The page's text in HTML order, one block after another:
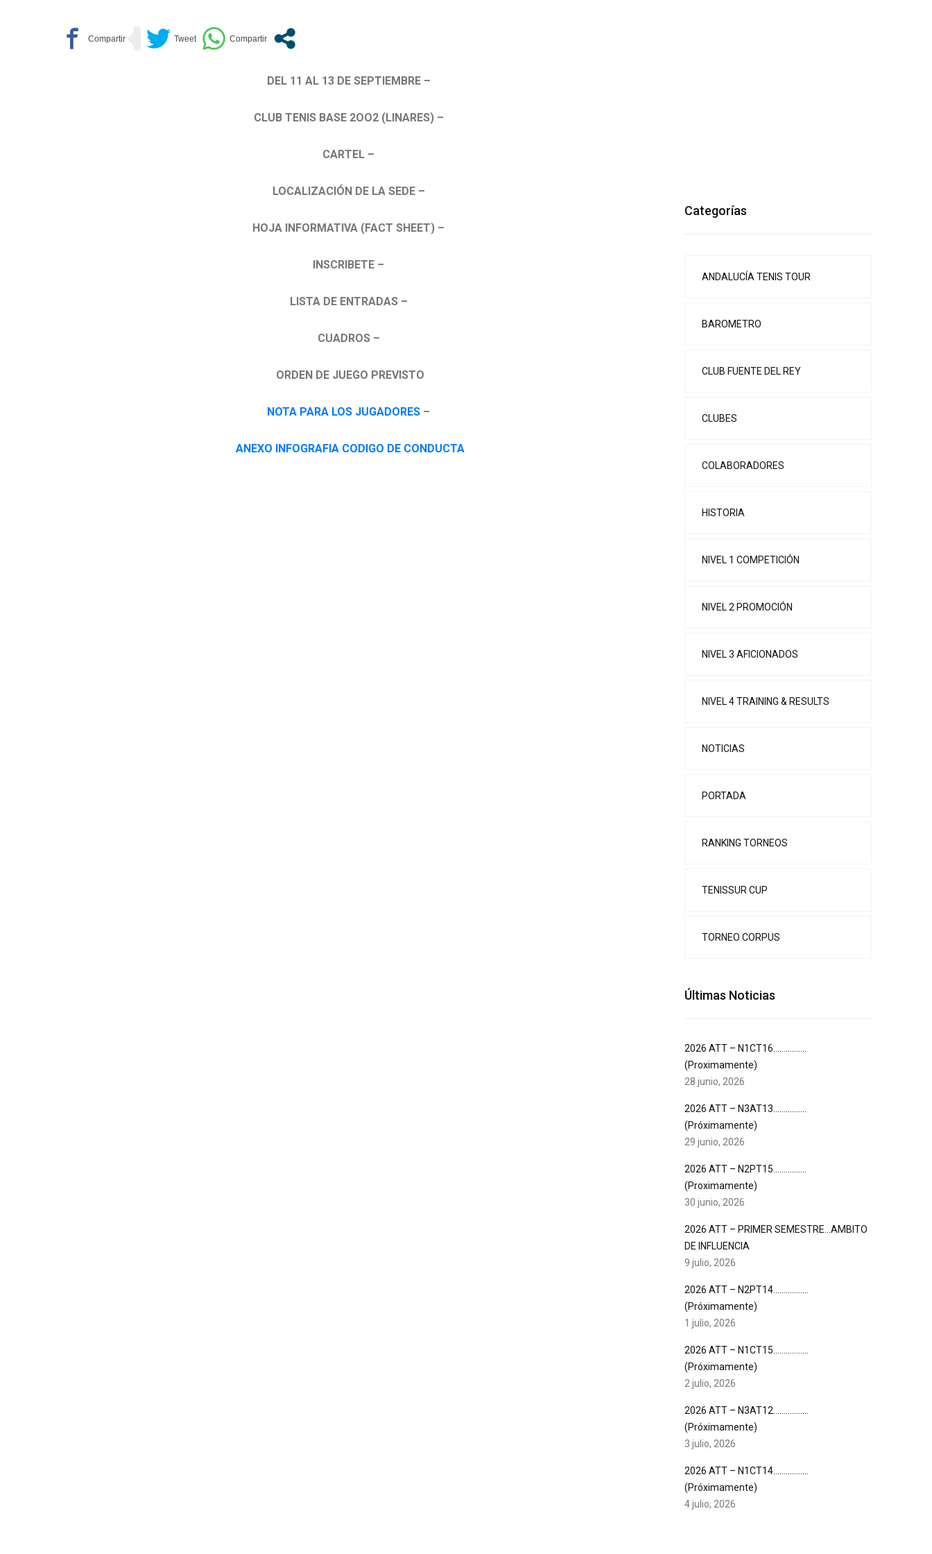
DEL 11 AL 13 DE SEPTIEMBRE –
CLUB TENIS BASE 2OO2 (LINARES) –
CARTEL –
LOCALIZACIÓN DE LA SEDE –
HOJA INFORMATIVA (FACT SHEET) –
INSCRIBETE –
LISTA DE ENTRADAS –
CUADROS –
ORDEN DE JUEGO PREVISTO
NOTA PARA LOS JUGADORES –
ANEXO INFOGRAFIA CODIGO DE CONDUCTA
Categorías
ANDALUCÍA TENIS TOUR
BAROMETRO
CLUB FUENTE DEL REY
CLUBES
COLABORADORES
HISTORIA
NIVEL 1 COMPETICIÓN
NIVEL 2 PROMOCIÓN
NIVEL 3 AFICIONADOS
NIVEL 4 TRAINING & RESULTS
NOTICIAS
PORTADA
RANKING TORNEOS
TENISSUR CUP
TORNEO CORPUS
Últimas Noticias
2026 ATT – N1CT16…………….
(Proximamente)
28 junio, 2026
2026 ATT – N3AT13…………….
(Próximamente)
29 junio, 2026
2026 ATT – N2PT15…………….
(Proximamente)
30 junio, 2026
2026 ATT – PRIMER SEMESTRE…AMBITO
DE INFLUENCIA
9 julio, 2026
2026 ATT – N2PT14……………..
(Próximamente)
1 julio, 2026
2026 ATT – N1CT15……………..
(Próximamente)
2 julio, 2026
2026 ATT – N3AT12……………..
(Próximamente)
3 julio, 2026
2026 ATT – N1CT14……………..
(Próximamente)
4 julio, 2026